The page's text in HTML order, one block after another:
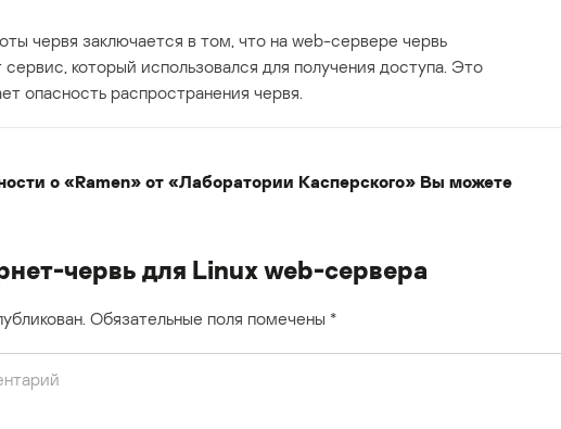
червя заключается в том, что на web-сервере червь
сервис, который использовался для получения доступа. Это
опасность распространения червя.
о «Ramen» от «Лаборатории Касперского» Вы можете
червь для Linux web-сервера
Обязательные поля помечены *